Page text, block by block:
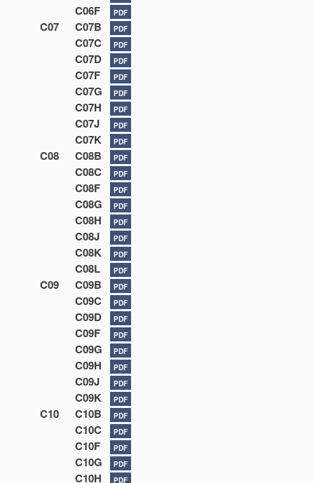
C06F PDF
C07 C07B PDF
C07C PDF
C07D PDF
C07F PDF
C07G PDF
C07H PDF
C07J PDF
C07K PDF
C08 C08B PDF
C08C PDF
C08F PDF
C08G PDF
C08H PDF
C08J PDF
C08K PDF
C08L PDF
C09 C09B PDF
C09C PDF
C09D PDF
C09F PDF
C09G PDF
C09H PDF
C09J PDF
C09K PDF
C10 C10B PDF
C10C PDF
C10F PDF
C10G PDF
C10H PDF